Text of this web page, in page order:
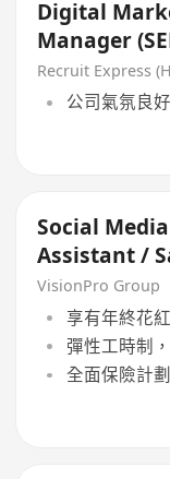
Digital
Manager
Recruit Express
公司氣氛良
Social
VisionPro Group
享有年終花
彈性工時制
全面保險計